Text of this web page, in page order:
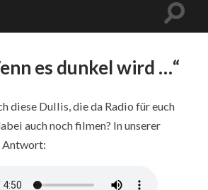
es dunkel wird …“
diese Dullis, die da Radio für euch
auch noch filmen? In unserer
Antwort: